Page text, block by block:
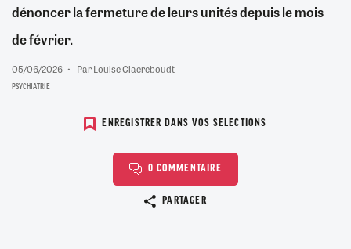
dénoncer la fermeture de leurs unités depuis le mois
de février.
05/06/2026 ParLouise Claereboudt
PSYCHIATRIE
ENREGISTRER DANS VOS SELECTIONS
0 COMMENTAIRE
PARTAGER